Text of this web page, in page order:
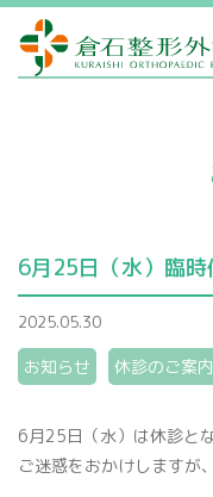
送迎
院長コラム
6月25日（水）臨
2025.05.30
お知らせ 休診のご案内
6月25日（水）は休診とな
ご迷惑をおかけしますが